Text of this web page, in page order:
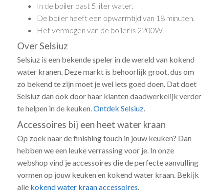
In de boiler past 5 liter water.
De boiler heeft een opwarmtijd van 18 minuten.
Het vermogen van de boiler is 2200W.
Over Selsiuz
Selsiuz is een bekende speler in de wereld van kokend
water kranen. Deze markt is behoorlijk groot, dus om
zo bekend te zijn moet je wel iets goed doen. Dat doet
Selsiuz dan ook door haar klanten daadwerkelijk verder
te helpen in de keuken.Ontdek Selsiuz.
Accessoires bij een heet water kraan
Op zoek naar de finishing touch in jouw keuken? Dan
hebben we een leuke verrassing voor je. In onze
webshop vind je accessoires die de perfecte aanvulling
vormen op jouw keuken en kokend water kraan. Bekijk
alle kokend water kraan accessoires